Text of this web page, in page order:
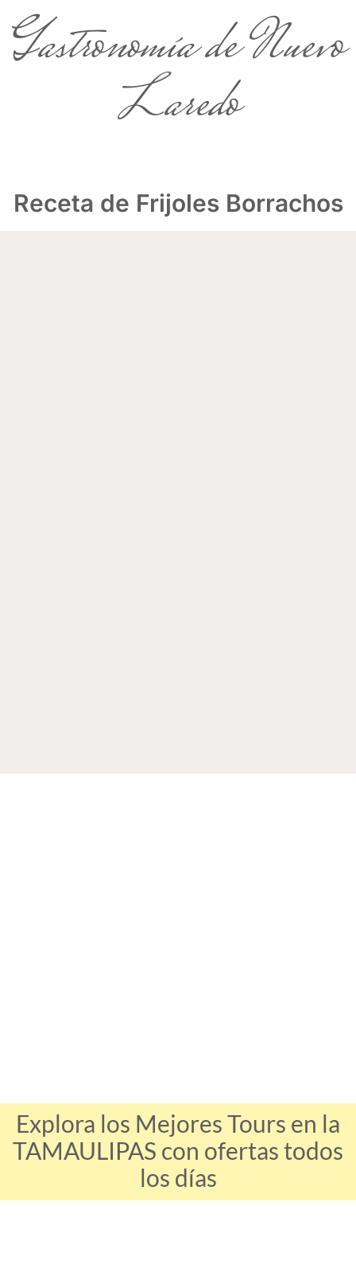
Gastronomía de Nuevo
Laredo
Receta de Frijoles Borrachos
Explora los Mejores Tours en la
TAMAULIPAS con ofertas todos
los días